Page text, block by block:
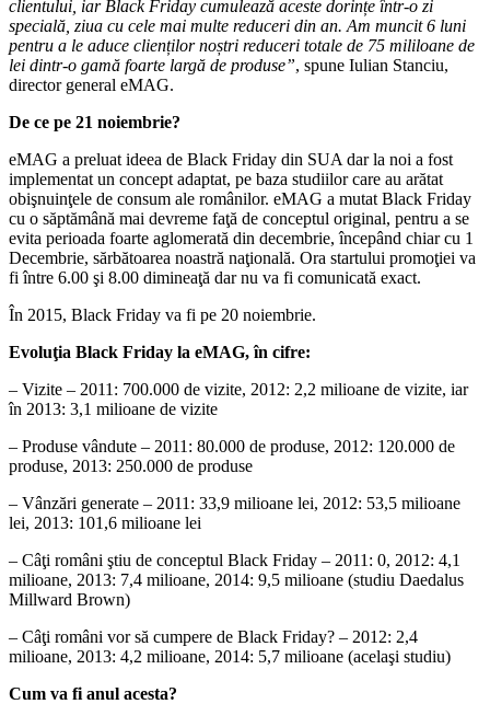
clientului, iar Black Friday cumulează aceste dorințe într-o zi
specială, ziua cu cele mai multe reduceri din an. Am muncit 6 luni
pentru a le aduce clienților noștri reduceri totale de 75 mililoane de
lei dintr-o gamă foarte largă de produse”, spune Iulian Stanciu,
director general eMAG.
De ce pe 21 noiembrie?
eMAG a preluat ideea de Black Friday din SUA dar la noi a fost
implementat un concept adaptat, pe baza studiilor care au arătat
obişnuinţele de consum ale românilor. eMAG a mutat Black Friday
cu o săptămână mai devreme faţă de conceptul original, pentru a se
evita perioada foarte aglomerată din decembrie, începând chiar cu 1
Decembrie, sărbătoarea noastră naţională. Ora startului promoţiei va
fi între 6.00 şi 8.00 dimineaţă dar nu va fi comunicată exact.
În 2015, Black Friday va fi pe 20 noiembrie.
Evoluţia Black Friday la eMAG, în cifre:
– Vizite – 2011: 700.000 de vizite, 2012: 2,2 milioane de vizite, iar
în 2013: 3,1 milioane de vizite
– Produse vândute – 2011: 80.000 de produse, 2012: 120.000 de
produse, 2013: 250.000 de produse
– Vânzări generate – 2011: 33,9 milioane lei, 2012: 53,5 milioane
lei, 2013: 101,6 milioane lei
– Câţi români ştiu de conceptul Black Friday – 2011: 0, 2012: 4,1
milioane, 2013: 7,4 milioane, 2014: 9,5 milioane (studiu Daedalus
Millward Brown)
– Câţi români vor să cumpere de Black Friday? – 2012: 2,4
milioane, 2013: 4,2 milioane, 2014: 5,7 milioane (acelaşi studiu)
Cum va fi anul acesta?